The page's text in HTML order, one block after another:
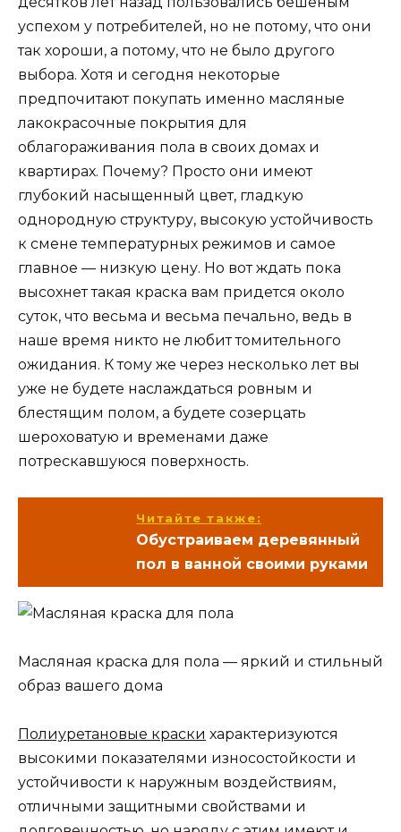
успехом у потребителей, но не потому, что они
так хороши, а потому, что не было другого
выбора. Хотя и сегодня некоторые
предпочитают покупать именно масляные
лакокрасочные покрытия для
облагораживания пола в своих домах и
квартирах. Почему? Просто они имеют
глубокий насыщенный цвет, гладкую
однородную структуру, высокую устойчивость
к смене температурных режимов и самое
главное — низкую цену. Но вот ждать пока
высохнет такая краска вам придется около
суток, что весьма и весьма печально, ведь в
наше время никто не любит томительного
ожидания. К тому же через несколько лет вы
уже не будете наслаждаться ровным и
блестящим полом, а будете созерцать
шероховатую и временами даже
потрескавшуюся поверхность.
Читайте также:
Обустраиваем деревянный
пол в ванной своими руками
Масляная краска для пола — яркий и стильный
образ вашего дома
Полиуретановые краски характеризуются
высокими показателями износостойкости и
устойчивости к наружным воздействиям,
отличными защитными свойствами и